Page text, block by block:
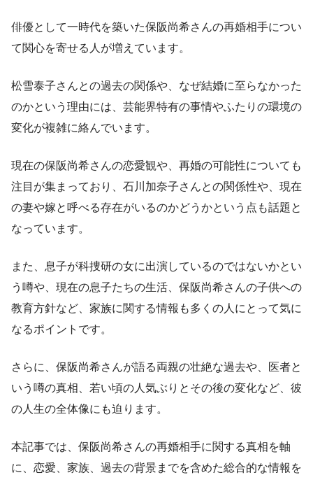
俳優として一時代を築いた保阪尚希さんの再婚相手につい
て関心を寄せる人が増えています。
松雪泰子さんとの過去の関係や、なぜ結婚に至らなかった
のかという理由には、芸能界特有の事情やふたりの環境の
変化が複雑に絡んでいます。
現在の保阪尚希さんの恋愛観や、再婚の可能性についても
注目が集まっており、石川加奈子さんとの関係性や、現在
の妻や嫁と呼べる存在がいるのかどうかという点も話題と
なっています。
また、息子が科捜研の女に出演しているのではないかとい
う噂や、現在の息子たちの生活、保阪尚希さんの子供への
教育方針など、家族に関する情報も多くの人にとって気に
なるポイントです。
さらに、保阪尚希さんが語る両親の壮絶な過去や、医者と
いう噂の真相、若い頃の人気ぶりとその後の変化など、彼
の人生の全体像にも迫ります。
本記事では、保阪尚希さんの再婚相手に関する真相を軸
に、恋愛、家族、過去の背景までを含めた総合的な情報を